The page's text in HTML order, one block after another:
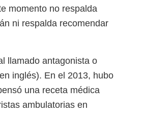
momento no respalda
ni respalda recomendar
llamado antagonista o
inglés). En el 2013, hubo
una receta médica
ambulatorias en